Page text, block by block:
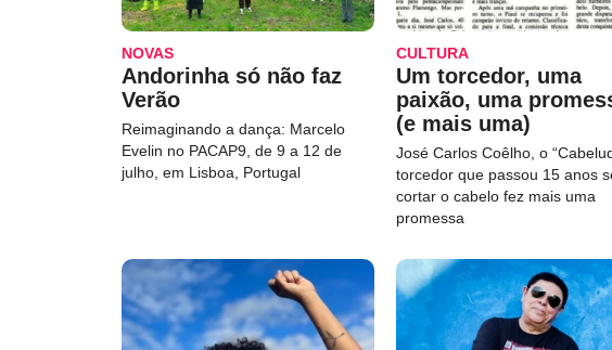
NOVAS
Andorinha só não faz
Verão
Reimaginando a dança: Marcelo
Evelin no PACAP9, de 9 a 12 de
julho, em Lisboa, Portugal
CULTURA
Um torcedor, uma
paixão, uma
(e mais uma)
José Carlos Coêlho, o
torcedor que passou 15 anos
cortar o cabelo fez mais uma
promessa